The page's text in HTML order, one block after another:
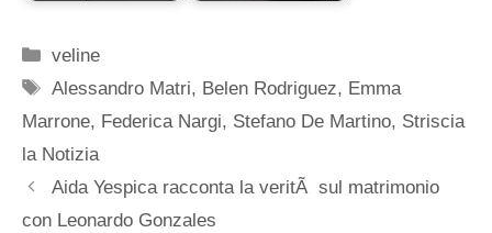
Categorie
veline
Tag
Alessandro Matri, Belen Rodriguez, Emma
Marrone, Federica Nargi, Stefano De Martino, Striscia
la Notizia
Aida Yespica racconta la veritÃ sul matrimonio
con Leonardo Gonzales